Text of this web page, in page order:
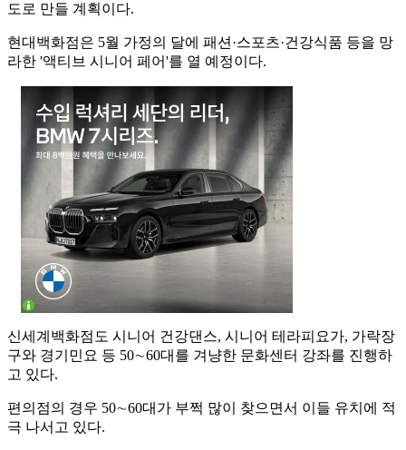
도로 만들 계획이다.
현대백화점은 5월 가정의 달에 패션·스포츠·건강식품 등을 망
라한 '액티브 시니어 페어'를 열 예정이다.
신세계백화점도 시니어 건강댄스, 시니어 테라피요가, 가락장
구와 경기민요 등 50∼60대를 겨냥한 문화센터 강좌를 진행하
고 있다.
편의점의 경우 50∼60대가 부쩍 많이 찾으면서 이들 유치에 적
극 나서고 있다.